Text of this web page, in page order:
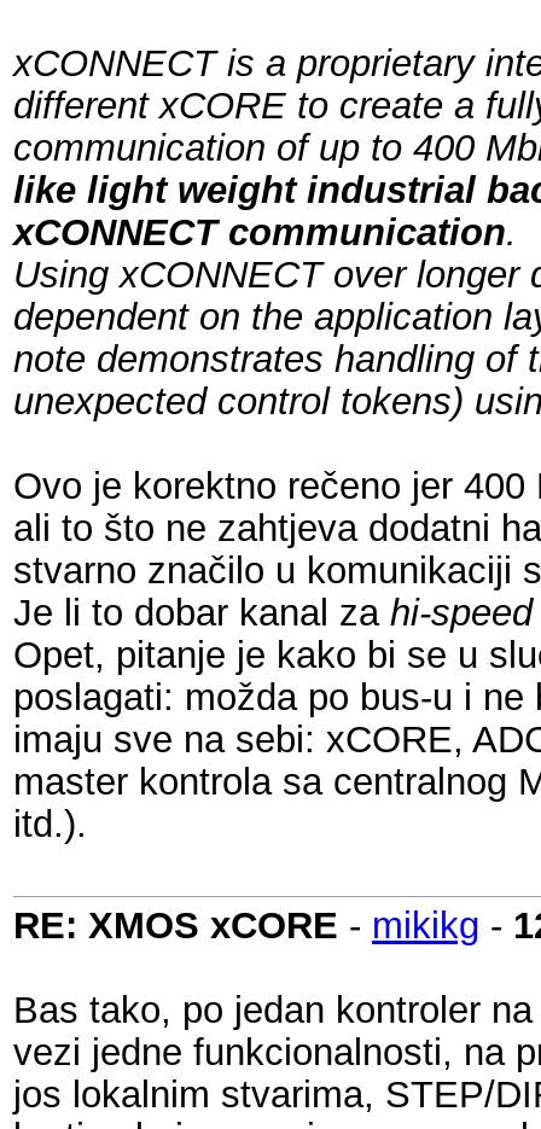
xCONNECT is a proprietary
different xCORE to create a
communication of up to 400
like light weight industrial
xCONNECT communication.
Using xCONNECT over
dependent on the application
note demonstrates handling of
unexpected control tokens)
Ovo je korektno rečeno jer
ali to što ne zahtjeva dodatni
stvarno značilo u komunikaciji
Je li to dobar kanal za hi-speed
Opet, pitanje je kako bi se u
poslagati: možda po bus-u i
imaju sve na sebi: xCORE,
master kontrola sa centralnog
itd.).
RE: XMOS xCORE - mikikg -
Bas tako, po jedan kontroler
vezi jedne funkcionalnosti, na
jos lokalnim stvarima, STEP/